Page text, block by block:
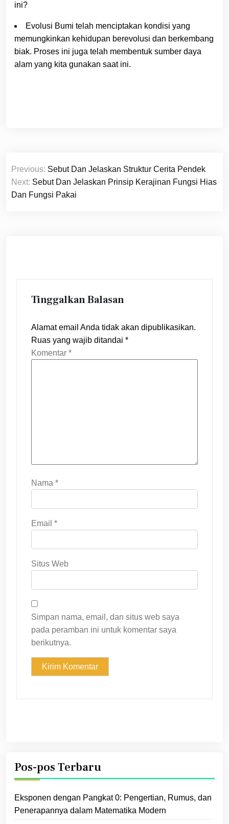
ini?
Evolusi Bumi telah menciptakan kondisi yang
memungkinkan kehidupan berevolusi dan berkembang
biak. Proses ini juga telah membentuk sumber daya
alam yang kita gunakan saat ini.
Navigasi
pos
Previous: Sebut Dan Jelaskan Struktur Cerita Pendek
Next: Sebut Dan Jelaskan Prinsip Kerajinan Fungsi Hias
Dan Fungsi Pakai
Tinggalkan Balasan
Alamat email Anda tidak akan dipublikasikan.
Ruas yang wajib ditandai *
Komentar *
Nama *
Email *
Situs Web
Simpan nama, email, dan situs web saya
pada peramban ini untuk komentar saya
berikutnya.
Pos-pos Terbaru
Eksponen dengan Pangkat 0: Pengertian, Rumus, dan
Penerapannya dalam Matematika Modern